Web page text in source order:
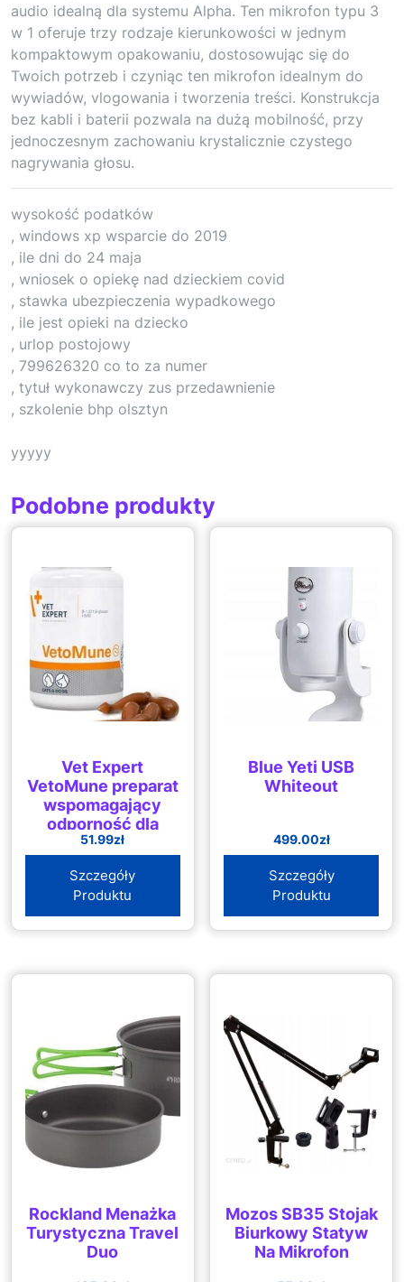
audio idealną dla systemu Alpha. Ten mikrofon typu 3
w 1 oferuje trzy rodzaje kierunkowości w jednym
kompaktowym opakowaniu, dostosowując się do
Twoich potrzeb i czyniąc ten mikrofon idealnym do
wywiadów, vlogowania i tworzenia treści. Konstrukcja
bez kabli i baterii pozwala na dużą mobilność, przy
jednoczesnym zachowaniu krystalicznie czystego
nagrywania głosu.
wysokość podatków
, windows xp wsparcie do 2019
, ile dni do 24 maja
, wniosek o opiekę nad dzieckiem covid
, stawka ubezpieczenia wypadkowego
, ile jest opieki na dziecko
, urlop postojowy
, 799626320 co to za numer
, tytuł wykonawczy zus przedawnienie
, szkolenie bhp olsztyn
yyyyy
Podobne produkty
Vet Expert
VetoMune preparat
wspomagający
odporność dla
psów i kotów
60kaps.
51.99zł
Szczegóły
Produktu
Blue Yeti USB
Whiteout
499.00zł
Szczegóły
Produktu
Rockland Menażka
Turystyczna Travel
Duo
Mozos SB35 Stojak
Biurkowy Statyw
Na Mikrofon